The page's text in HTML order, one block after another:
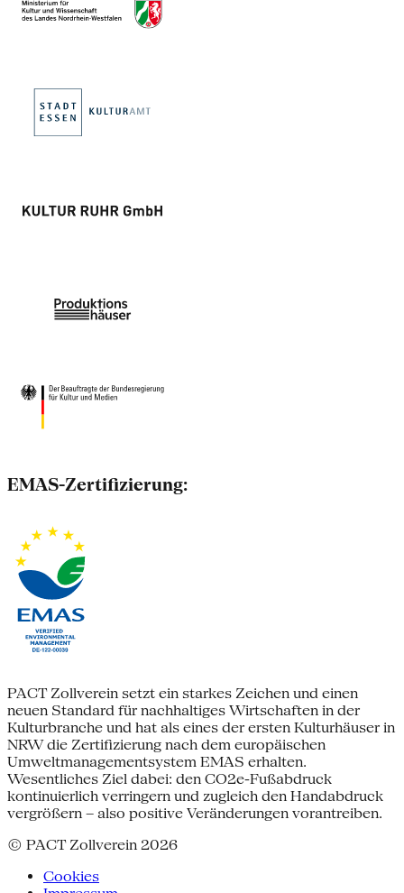
EMAS-Zertifizierung:
PACT Zollverein setzt ein starkes Zeichen und einen
neuen Standard für nachhaltiges Wirtschaften in der
Kulturbranche und hat als eines der ersten Kulturhäuser in
NRW die Zertifizierung nach dem europäischen
Umweltmanagementsystem EMAS erhalten.
Wesentliches Ziel dabei: den CO2e-Fußabdruck
kontinuierlich verringern und zugleich den Handabdruck
vergrößern – also positive Veränderungen vorantreiben.
© PACT Zollverein 2026
Cookies